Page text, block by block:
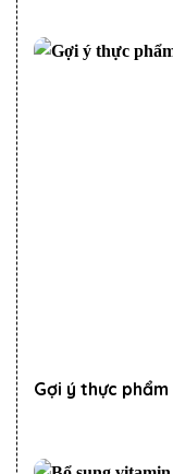
Gợi ý thực